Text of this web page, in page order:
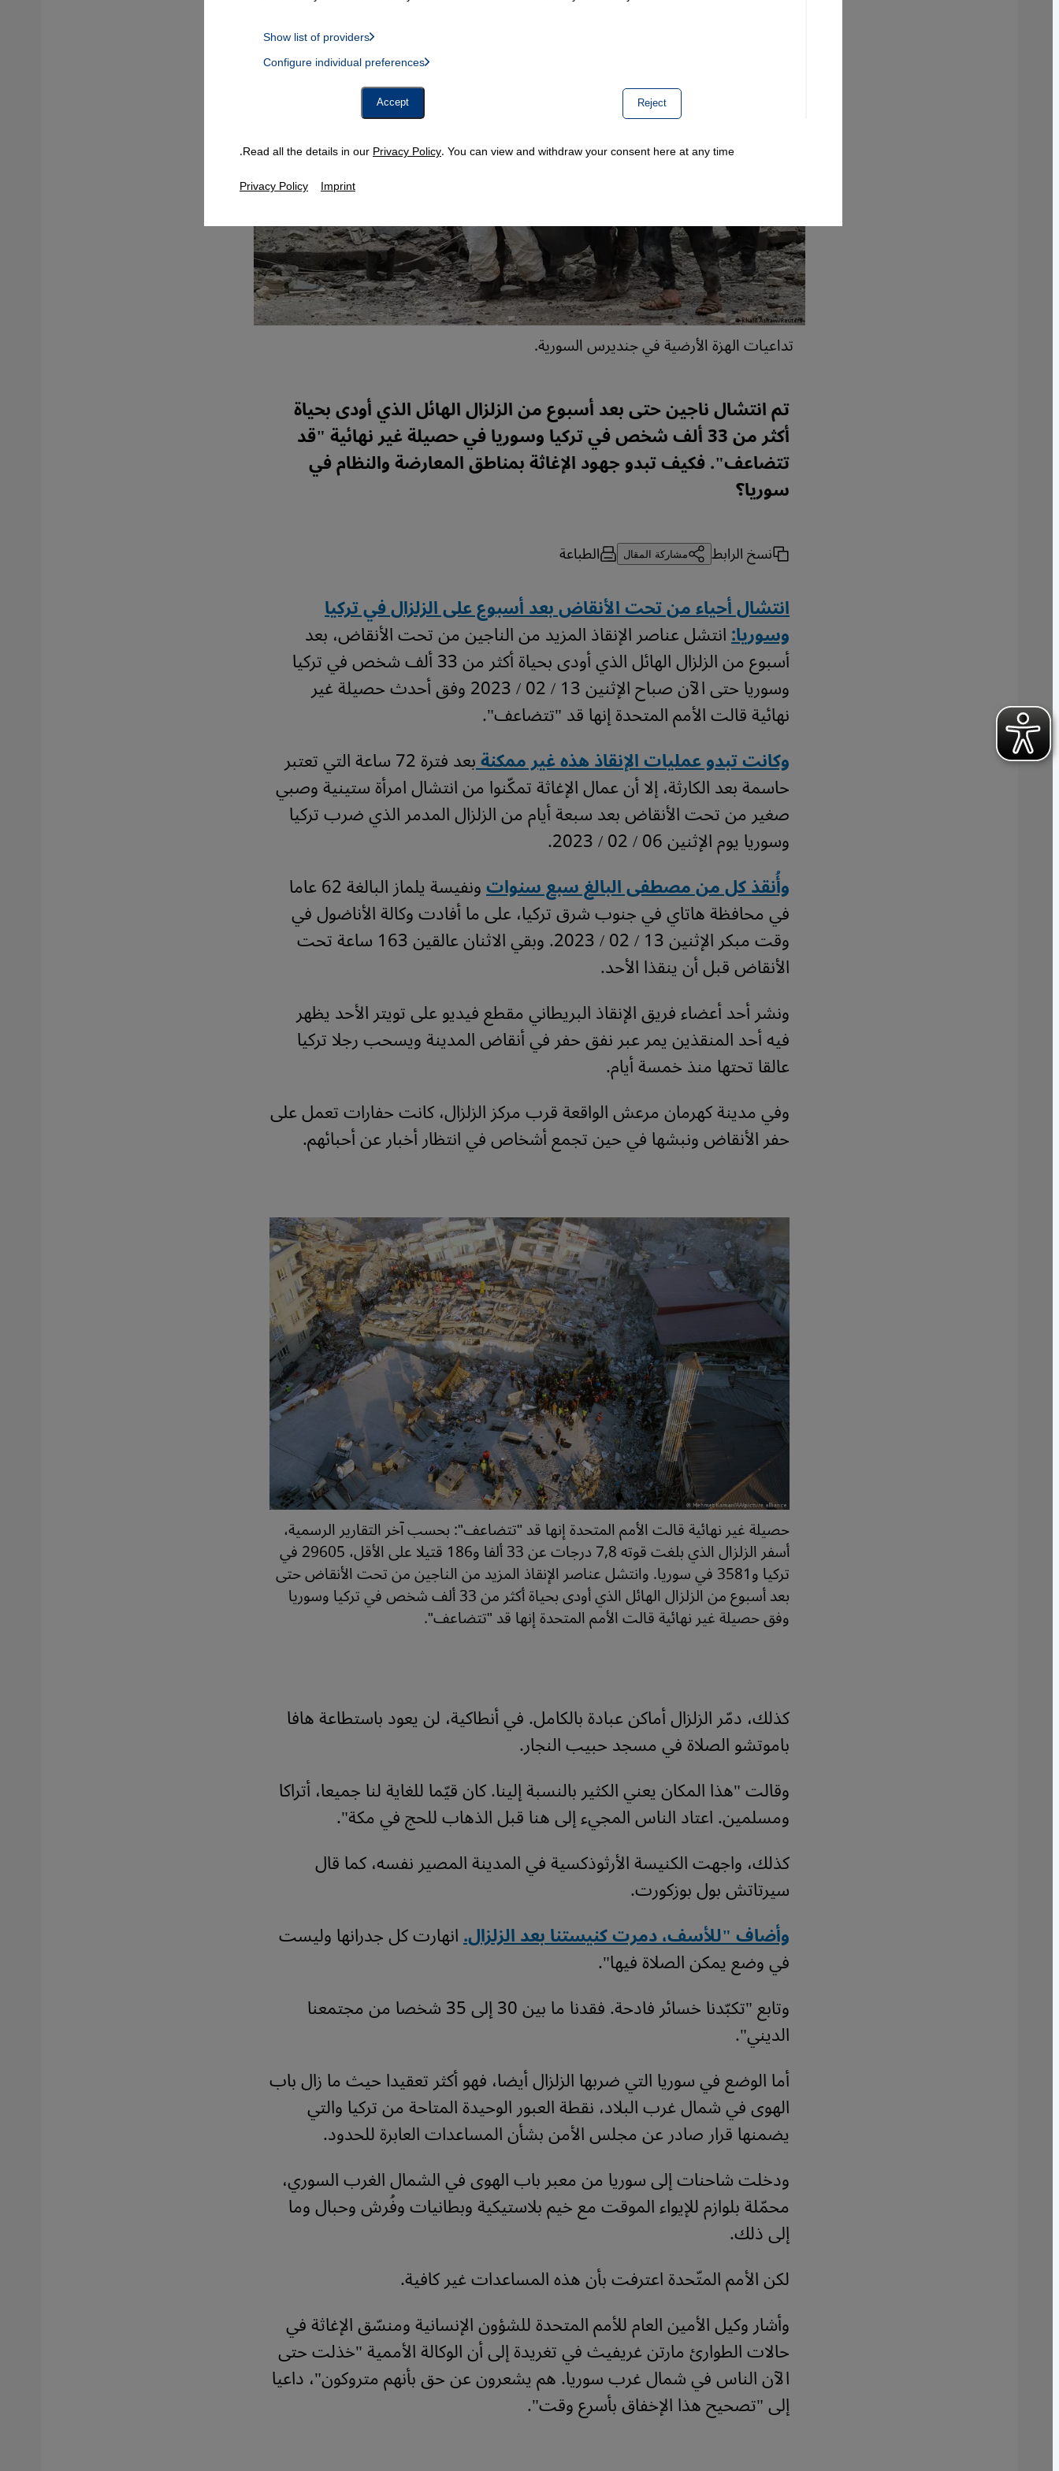
تداعيات الهزة الأرضية في جنديرس السورية.
تم انتشال ناجين حتى بعد أسبوع من الزلزال الهائل الذي أودى بحياة
أكثر من 33 ألف شخص في تركيا وسوريا في حصيلة غير نهائية "قد
تتضاعف". فكيف تبدو جهود الإغاثة بمناطق المعارضة والنظام في
سوريا؟
نسخ الرابط مشاركة المقال الطباعة
انتشال أحياء من تحت الأنقاض بعد أسبوع على الزلزال في تركيا
وسوريا:انتشل عناصر الإنقاذ المزيد من الناجين من تحت الأنقاض، بعد
أسبوع من الزلزال الهائل الذي أودى بحياة أكثر من 33 ألف شخص في تركيا
وسوريا حتى الآن صباح الإثنين 13 / 02 / 2023 وفق أحدث حصيلة غير
نهائية قالت الأمم المتحدة إنها قد "تتضاعف".
وكانت تبدو عمليات الإنقاذ هذه غير ممكنة
بعد فترة 72 ساعة التي تعتبر
حاسمة بعد الكارثة، إلا أن عمال الإغاثة تمكّنوا من انتشال امرأة ستينية وصبي
صغير من تحت الأنقاض بعد سبعة أيام من الزلزال المدمر الذي ضرب تركيا
وسوريا يوم الإثنين 06 / 02 / 2023.
وأُنقذ كل من مصطفى البالغ سبع سنوات
ونفيسة يلماز البالغة 62 عاما
في محافظة هاتاي في جنوب شرق تركيا، على ما أفادت وكالة الأناضول في
وقت مبكر الإثنين 13 / 02 / 2023. وبقي الاثنان عالقين 163 ساعة تحت
الأنقاض قبل أن ينقذا الأحد.
ونشر أحد أعضاء فريق الإنقاذ البريطاني مقطع فيديو على تويتر الأحد يظهر
فيه أحد المنقذين يمر عبر نفق حفر في أنقاض المدينة ويسحب رجلا تركيا
عالقا تحتها منذ خمسة أيام.
وفي مدينة كهرمان مرعش الواقعة قرب مركز الزلزال، كانت حفارات تعمل على
حفر الأنقاض ونبشها في حين تجمع أشخاص في انتظار أخبار عن أحبائهم.
حصيلة غير نهائية قالت الأمم المتحدة إنها قد "تتضاعف": بحسب آخر التقارير الرسمية،
أسفر الزلزال الذي بلغت قوته 7,8 درجات عن 33 ألفا و186 قتيلا على الأقل، 29605 في
تركيا و3581 في سوريا. وانتشل عناصر الإنقاذ المزيد من الناجين من تحت الأنقاض حتى
بعد أسبوع من الزلزال الهائل الذي أودى بحياة أكثر من 33 ألف شخص في تركيا وسوريا
وفق حصيلة غير نهائية قالت الأمم المتحدة إنها قد "تتضاعف".
كذلك، دمّر الزلزال أماكن عبادة بالكامل. في أنطاكية، لن يعود باستطاعة هافا
باموتشو الصلاة في مسجد حبيب النجار.
وقالت "هذا المكان يعني الكثير بالنسبة إلينا. كان قيّما للغاية لنا جميعا، أتراكا
ومسلمين. اعتاد الناس المجيء إلى هنا قبل الذهاب للحج في مكة".
كذلك، واجهت الكنيسة الأرثوذكسية في المدينة المصير نفسه، كما قال
سيرتاتش بول بوزكورت.
وأضاف "للأسف، دمرت كنيستنا بعد الزلزال.انهارت كل جدرانها وليست
في وضع يمكن الصلاة فيها".
وتابع "تكبّدنا خسائر فادحة. فقدنا ما بين 30 إلى 35 شخصا من مجتمعنا
الديني".
أما الوضع في سوريا التي ضربها الزلزال أيضا، فهو أكثر تعقيدا حيث ما زال باب
الهوى في شمال غرب البلاد، نقطة العبور الوحيدة المتاحة من تركيا والتي
يضمنها قرار صادر عن مجلس الأمن بشأن المساعدات العابرة للحدود.
ودخلت شاحنات إلى سوريا من معبر باب الهوى في الشمال الغرب السوري،
محمّلة بلوازم للإيواء الموقت مع خيم بلاستيكية وبطانيات وفُرش وحبال وما
إلى ذلك.
لكن الأمم المتّحدة اعترفت بأن هذه المساعدات غير كافية.
وأشار وكيل الأمين العام للأمم المتحدة للشؤون الإنسانية ومنسّق الإغاثة في
حالات الطوارئ مارتن غريفيث في تغريدة إلى أن الوكالة الأممية "خذلت حتى
الآن الناس في شمال غرب سوريا. هم يشعرون عن حق بأنهم متروكون"، داعيا
إلى "تصحيح هذا الإخفاق بأسرع وقت".
Reject
Show list of providers
Google Maps Embed, Google Tag Manager, Instagram Embed, Twitter Embed, Youtube Embed
Configure individual preferences
Accept
Read all the details in ourPrivacy Policy. You can view and withdraw your consent here at any time.
Privacy Policy Imprint